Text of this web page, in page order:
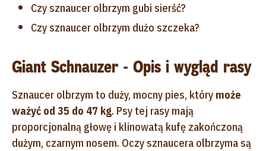
Czy sznaucer olbrzym gubi sierść?
Czy sznaucer olbrzym dużo szczeka?
Giant Schnauzer - Opis i wygląd rasy
Sznaucer olbrzym to duży, mocny pies, który może
ważyć od 35 do 47 kg. Psy tej rasy mają
proporcjonalną głowę i klinowatą kufę zakończoną
dużym, czarnym nosem. Oczy sznaucera olbrzyma są